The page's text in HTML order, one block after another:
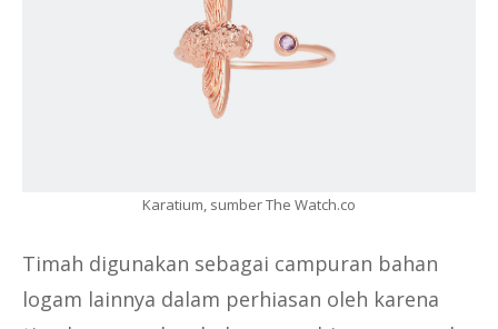
Karatium, sumber The Watch.co
Timah digunakan sebagai campuran bahan
logam lainnya dalam perhiasan oleh karena